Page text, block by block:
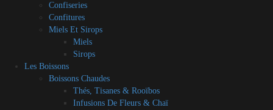
Confiseries
Confitures
Miels Et Sirops
Miels
Sirops
Les Boissons
Boissons Chaudes
Thés, Tisanes & Rooïbos
Infusions De Fleurs & Chaï